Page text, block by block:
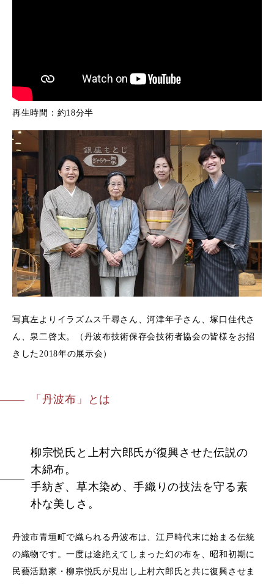
再生時間：約18分半
写真左よりイラズムス千尋さん、河津年子さん、塚口佳代さ
ん、泉二啓太。（丹波布技術保存会技術者協会の皆様をお招
きした2018年の展示会）
「丹波布」とは
柳宗悦氏と上村六郎氏が復興させた伝説の
木綿布。
手紡ぎ、草木染め、手織りの技法を守る素
朴な美しさ。
丹波市青垣町で織られる丹波布は、江戸時代末に始まる伝統
の織物です。一度は途絶えてしまった幻の布を、昭和初期に
民藝活動家・柳宗悦氏が見出し上村六郎氏と共に復興させま